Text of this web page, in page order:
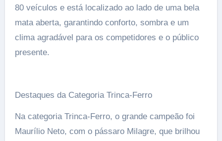
80 veículos e está localizado ao lado de uma bela
mata aberta, garantindo conforto, sombra e um
clima agradável para os competidores e o público
presente.
Destaques da Categoria Trinca-Ferro
Na categoria Trinca-Ferro, o grande campeão foi
Maurílio Neto, com o pássaro Milagre, que brilhou